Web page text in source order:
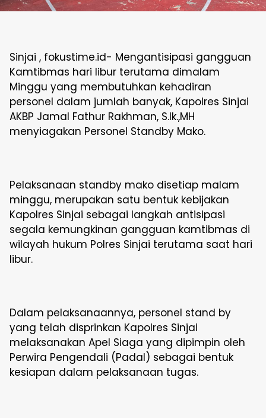
Sinjai , fokustime.id- Mengantisipasi gangguan
Kamtibmas hari libur terutama dimalam
Minggu yang membutuhkan kehadiran
personel dalam jumlah banyak, Kapolres Sinjai
AKBP Jamal Fathur Rakhman, S.Ik.,MH
menyiagakan Personel Standby Mako.
Pelaksanaan standby mako disetiap malam
minggu, merupakan satu bentuk kebijakan
Kapolres Sinjai sebagai langkah antisipasi
segala kemungkinan gangguan kamtibmas di
wilayah hukum Polres Sinjai terutama saat hari
libur.
Dalam pelaksanaannya, personel stand by
yang telah disprinkan Kapolres Sinjai
melaksanakan Apel Siaga yang dipimpin oleh
Perwira Pengendali (Padal) sebagai bentuk
kesiapan dalam pelaksanaan tugas.